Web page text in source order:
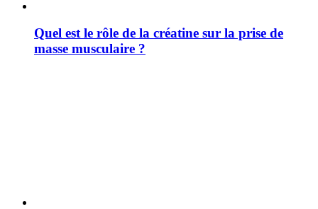
Quel est le rôle de la créatine sur la prise de
masse musculaire ?